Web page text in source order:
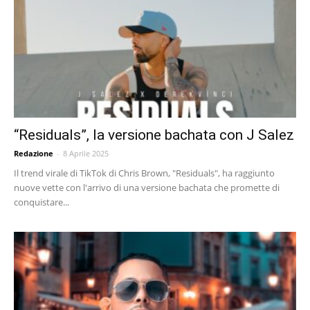
“Residuals”, la versione bachata con J Salez
Redazione - 8 Aprile 2025
Il trend virale di TikTok di Chris Brown, "Residuals", ha raggiunto
nuove vette con l'arrivo di una versione bachata che promette di
conquistare...